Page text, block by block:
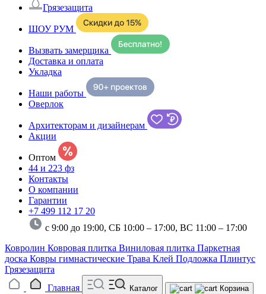
Грязезащита
ШОУ РУМ
Вызвать замерщика
Доставка и оплата
Укладка
Наши работы
Оверлок
Архитекторам и дизайнерам
Акции
Оптом
44 и 223 фз
Контакты
О компании
Гарантии
+7 499 112 17 20
с 9:00 до 19:00, СБ 10:00 – 17:00, ВС 11:00 – 17:00
Ковролин Ковровая плитка Виниловая плитка Паркетная
доска Ковры гимнастические Трава Клей Подложка Плинтус
Грязезащита
Главная
Каталог Корзина